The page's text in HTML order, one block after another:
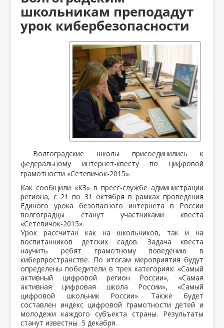
школьникам преподадут
урок кибербезопасности
Волгоградские школы присоединились к
федеральному интернет-квесту по цифровой
грамотности «Сетевичок-2015».
Как сообщили «КЗ» в пресс-службе администрации
региона, с 21 по 31 октября в рамках проведения
Единого урока безопасного интернета в России
волгоградцы станут участниками квеста
«Сетевичок-2015».
Урок рассчитан как на школьников, так и на
воспитанников детских садов. Задача квеста
научить ребят грамотному поведению в
киберпространстве. По итогам мероприятия будут
определены победители в трех категориях: «Самый
активный цифровой регион России», «Самая
активная цифровая школа России», «Самый
цифровой школьник России». Также будет
составлен индекс цифровой грамотности детей и
молодежи каждого субъекта страны. Результаты
станут известны 5 декабря.